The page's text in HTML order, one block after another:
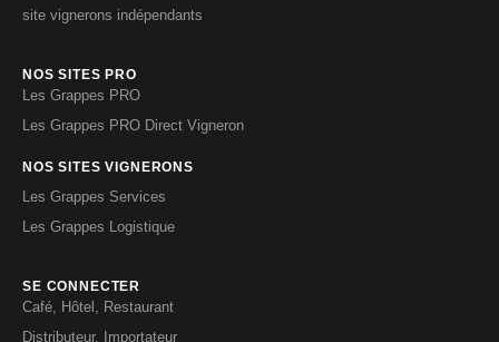
site vignerons indépendants
NOS SITES PRO
Les Grappes PRO
Les Grappes PRO Direct Vigneron
NOS SITES VIGNERONS
Les Grappes Services
Les Grappes Logistique
SE CONNECTER
Café, Hôtel, Restaurant
Distributeur, Importateur